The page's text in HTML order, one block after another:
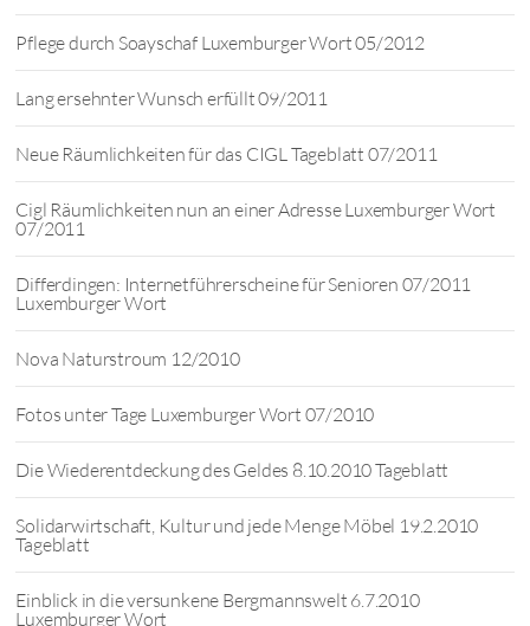
Pflege durch Soayschaf Luxemburger Wort 05/2012
Lang ersehnter Wunsch erfüllt 09/2011
Neue Räumlichkeiten für das CIGL Tageblatt 07/2011
Cigl Räumlichkeiten nun an einer Adresse Luxemburger Wort
07/2011
Differdingen: Internetführerscheine für Senioren 07/2011
Luxemburger Wort
Nova Naturstroum 12/2010
Fotos unter Tage Luxemburger Wort 07/2010
Die Wiederentdeckung des Geldes 8.10.2010 Tageblatt
Solidarwirtschaft, Kultur und jede Menge Möbel 19.2.2010
Tageblatt
Einblick in die versunkene Bergmannswelt 6.7.2010
Luxemburger Wort